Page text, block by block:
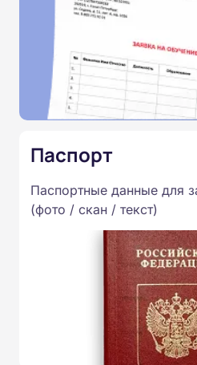
Паспорт
Паспортные данные для
(фото / скан / текст)